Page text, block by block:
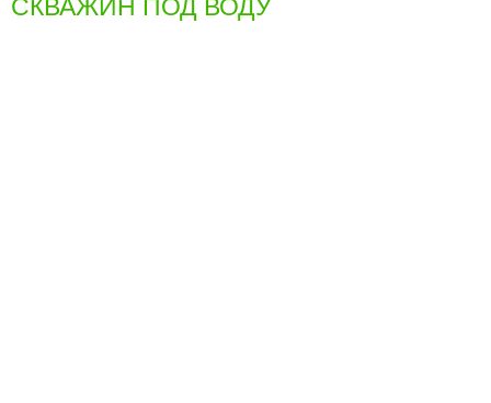
СКВАЖИН ПОД ВОДУ